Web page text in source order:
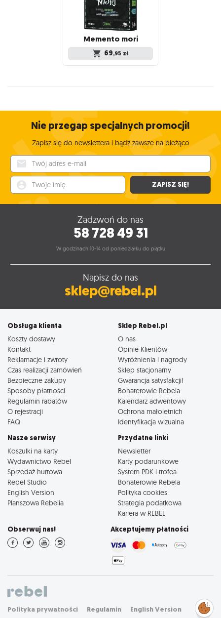
Memento mori
69,95 zł
Nie przegap specjalnych promocji!
Zapisz się do newslettera i bądź zawsze na bieżąco
ZAPISZ SIĘ!
Zadzwoń do nas
58 728 49 31
W godzinach 10-14 od poniedziałku do piątku
Napisz do nas
sklep@rebel.pl
Obsługa klienta
Koszty dostawy
Kontakt
Reklamacje i zwroty
Czas realizacji zamówień
Bezpieczne zakupy
Sposoby płatności
Regulamin rabatów
O rejestracji
FAQ
Sklep Rebel.pl
O nas
Opinie Klientów
Wyróżnienia i nagrody
Sklep stacjonarny
Gwarancja satysfakcji!
Bohaterowie Rebela
Kalendarz adwentowy
Ochrona małoletnich
Identyfikacja wizualna
Nasze serwisy
Koszulki na karty
Wydawnictwo Rebel
Sprzedaż hurtowa
Rebel Studio
English Version
Planszowa Rebelia
Przydatne linki
Newsletter
Karty podarunkowe
System PDK i trofea
Bohaterowie Rebela
Polityka cookies
Strategia podatkowa
Kariera w REBEL
Obserwuj nas! Akceptujemy płatności
Polityka prywatności Regulamin English Version
Zarządzaj
preferencjami
cookies